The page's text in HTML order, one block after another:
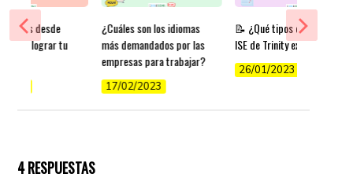
¿Cuáles son los idiomas
más demandados por las
empresas para trabajar?
17/02/2023
📝 ¿Qué tipos de exámenes
ISE de Trinity existen?
26/01/2023
inglés desde
para lograr tu
4 RESPUESTAS